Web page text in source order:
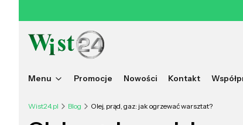
Menu Promocje Nowości Kontakt
Wist24.pl Blog Olej, prąd, gaz: jak ogrzewać warsztat?